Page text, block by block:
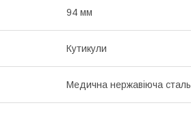
94 мм
Кутикули
Медична нержавіюча сталь